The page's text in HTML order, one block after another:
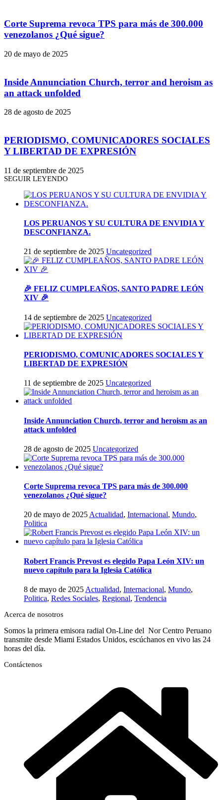
Corte Suprema revoca TPS para más de 300.000
venezolanos ¿Qué sigue?
20 de mayo de 2025
Inside Annunciation Church, terror and heroism as
an attack unfolded
28 de agosto de 2025
PERIODISMO, COMUNICADORES SOCIALES
Y LIBERTAD DE EXPRESIÓN
11 de septiembre de 2025
SEGUIR LEYENDO
LOS PERUANOS Y SU CULTURA DE ENVIDIA Y
DESCONFIANZA.
21 de septiembre de 2025 Uncategorized
🎉 FELIZ CUMPLEAÑOS, SANTO PADRE LEÓN
XIV 🎉
14 de septiembre de 2025 Uncategorized
PERIODISMO, COMUNICADORES SOCIALES Y
LIBERTAD DE EXPRESIÓN
11 de septiembre de 2025 Uncategorized
Inside Annunciation Church, terror and heroism as an
attack unfolded
28 de agosto de 2025 Uncategorized
Corte Suprema revoca TPS para más de 300.000
venezolanos ¿Qué sigue?
20 de mayo de 2025 Actualidad, Internacional, Mundo,
Politica
Robert Francis Prevost es elegido Papa León XIV: un
nuevo capítulo para la Iglesia Católica
8 de mayo de 2025 Actualidad, Internacional, Mundo,
Politica, Redes Sociales, Regional, Tendencia
Acerca de nosotros
Somos la primera emisora radial On-Line del Nor Centro Peruano
transmite desde Miami Estados Unidos, escúchanos en vivo las 24
horas del día.
Contáctenos